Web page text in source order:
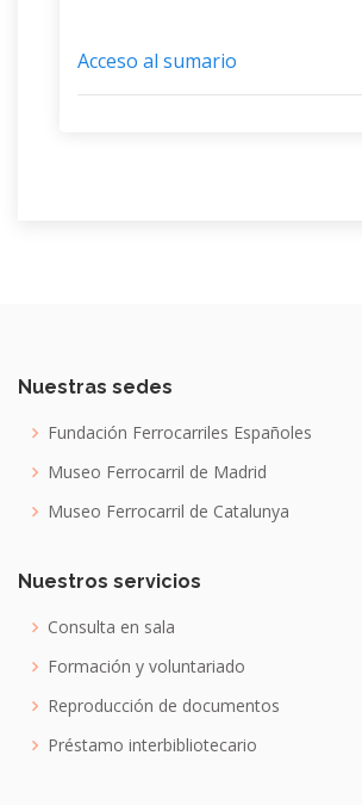
Acceso al sumario
Nuestras sedes
Fundación Ferrocarriles Españoles
Museo Ferrocarril de Madrid
Museo Ferrocarril de Catalunya
Nuestros servicios
Consulta en sala
Formación y voluntariado
Reproducción de documentos
Préstamo interbibliotecario